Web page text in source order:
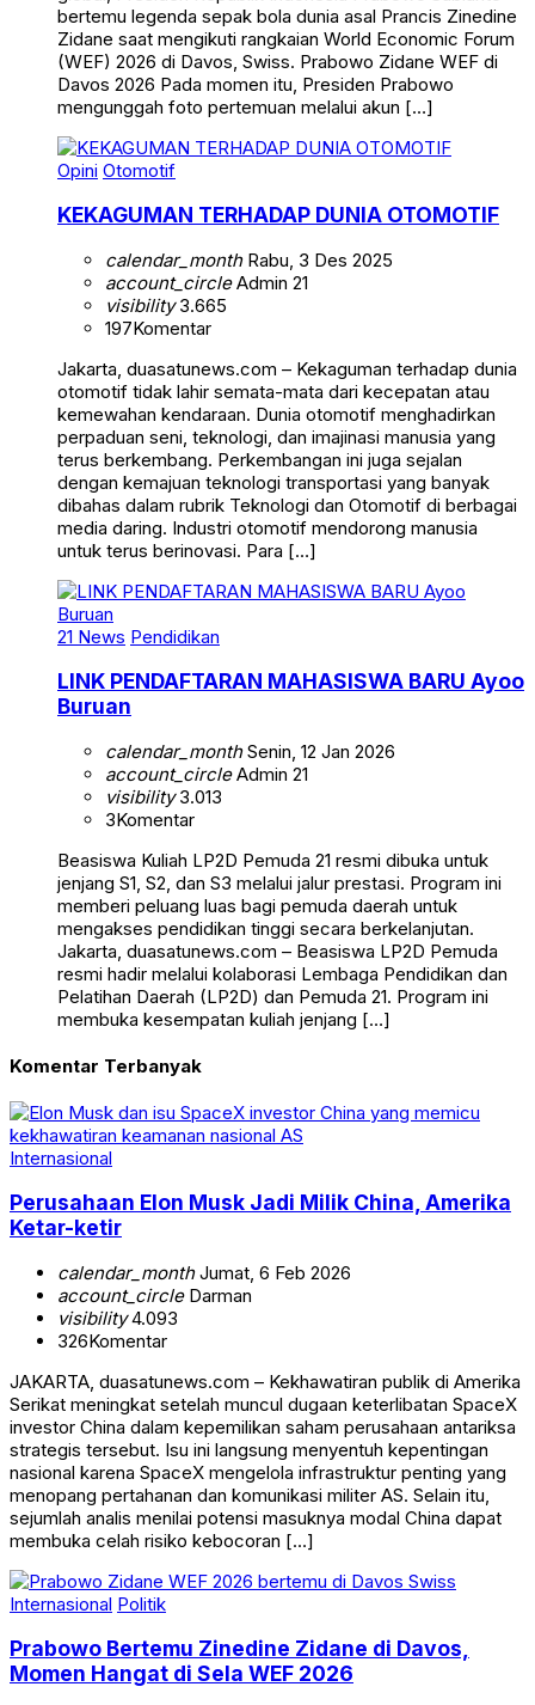
bertemu legenda sepak bola dunia asal Prancis Zinedine
Zidane saat mengikuti rangkaian World Economic Forum
(WEF) 2026 di Davos, Swiss. Prabowo Zidane WEF di
Davos 2026 Pada momen itu, Presiden Prabowo
mengunggah foto pertemuan melalui akun […]
Opini Otomotif
KEKAGUMAN TERHADAP DUNIA OTOMOTIF
calendar_monthRabu, 3 Des 2025
account_circleAdmin 21
visibility3.665
197Komentar
Jakarta, duasatunews.com – Kekaguman terhadap dunia
otomotif tidak lahir semata-mata dari kecepatan atau
kemewahan kendaraan. Dunia otomotif menghadirkan
perpaduan seni, teknologi, dan imajinasi manusia yang
terus berkembang. Perkembangan ini juga sejalan
dengan kemajuan teknologi transportasi yang banyak
dibahas dalam rubrik Teknologi dan Otomotif di berbagai
media daring. Industri otomotif mendorong manusia
untuk terus berinovasi. Para […]
21 News Pendidikan
LINK PENDAFTARAN MAHASISWA BARU Ayoo
Buruan
calendar_monthSenin, 12 Jan 2026
account_circleAdmin 21
visibility3.013
3Komentar
Beasiswa Kuliah LP2D Pemuda 21 resmi dibuka untuk
jenjang S1, S2, dan S3 melalui jalur prestasi. Program ini
memberi peluang luas bagi pemuda daerah untuk
mengakses pendidikan tinggi secara berkelanjutan.
Jakarta, duasatunews.com – Beasiswa LP2D Pemuda
resmi hadir melalui kolaborasi Lembaga Pendidikan dan
Pelatihan Daerah (LP2D) dan Pemuda 21. Program ini
membuka kesempatan kuliah jenjang […]
Komentar Terbanyak
Internasional
Perusahaan Elon Musk Jadi Milik China, Amerika
Ketar-ketir
calendar_monthJumat, 6 Feb 2026
account_circleDarman
visibility4.093
326Komentar
JAKARTA, duasatunews.com – Kekhawatiran publik di Amerika
Serikat meningkat setelah muncul dugaan keterlibatan SpaceX
investor China dalam kepemilikan saham perusahaan antariksa
strategis tersebut. Isu ini langsung menyentuh kepentingan
nasional karena SpaceX mengelola infrastruktur penting yang
menopang pertahanan dan komunikasi militer AS. Selain itu,
sejumlah analis menilai potensi masuknya modal China dapat
membuka celah risiko kebocoran […]
Internasional Politik
Prabowo Bertemu Zinedine Zidane di Davos,
Momen Hangat di Sela WEF 2026